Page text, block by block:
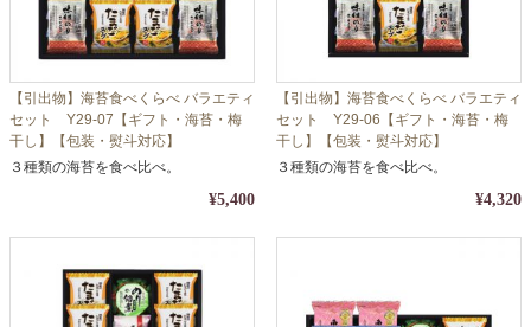
【引出物】海苔食べくらべ バラエティ
セット Y29-07【ギフト・海苔・梅
干し】【包装・熨斗対応】
３種類の海苔を食べ比べ。
¥5,400
【引出物】海苔食べくらべ バラエティ
セット Y29-06【ギフト・海苔・梅
干し】【包装・熨斗対応】
３種類の海苔を食べ比べ。
¥4,320